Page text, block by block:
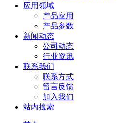
应用领域
产品应用
产品参数
新闻动态
公司动态
行业资讯
联系我们
联系方式
留言反馈
加入我们
站内搜索